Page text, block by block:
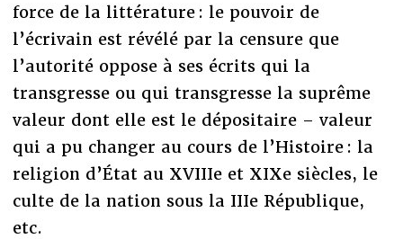
force de la littérature : le pouvoir de
l’écrivain est révélé par la censure que
l’autorité oppose à ses écrits qui la
transgresse ou qui transgresse la suprême
valeur dont elle est le dépositaire – valeur
qui a pu changer au cours de l’Histoire : la
religion d’État au XVIIIe et XIXe siècles, le
culte de la nation sous la IIIe République,
etc.